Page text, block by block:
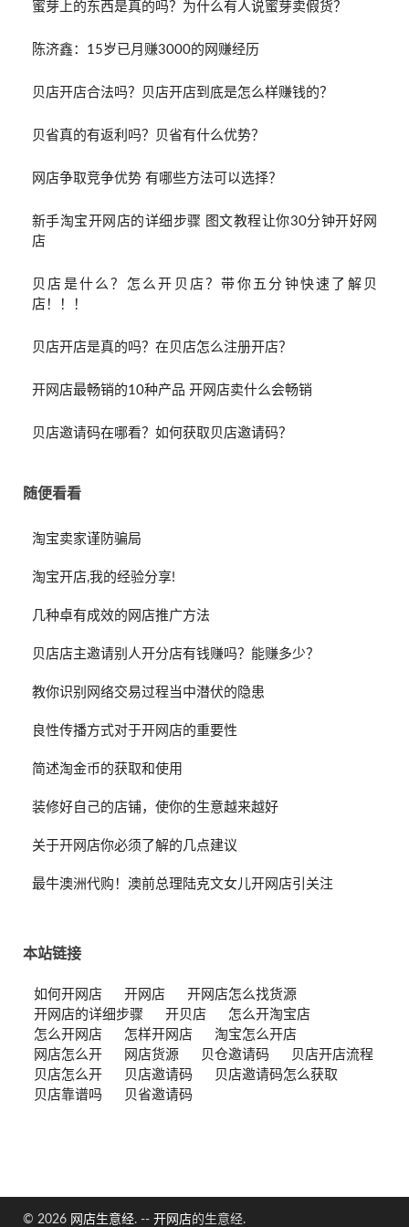
蜜芽上的东西是真的吗？为什么有人说蜜芽卖假货？
陈济鑫：15岁已月赚3000的网赚经历
贝店开店合法吗？贝店开店到底是怎么样赚钱的？
贝省真的有返利吗？贝省有什么优势？
网店争取竞争优势 有哪些方法可以选择？
新手淘宝开网店的详细步骤 图文教程让你30分钟开好网
店
贝店是什么？怎么开贝店？带你五分钟快速了解贝
店！！！
贝店开店是真的吗？在贝店怎么注册开店？
开网店最畅销的10种产品 开网店卖什么会畅销
贝店邀请码在哪看？如何获取贝店邀请码？
随便看看
淘宝卖家谨防骗局
淘宝开店,我的经验分享!
几种卓有成效的网店推广方法
贝店店主邀请别人开分店有钱赚吗？能赚多少？
教你识别网络交易过程当中潜伏的隐患
良性传播方式对于开网店的重要性
简述淘金币的获取和使用
装修好自己的店铺，使你的生意越来越好
关于开网店你必须了解的几点建议
最牛澳洲代购！澳前总理陆克文女儿开网店引关注
本站链接
如何开网店 开网店
开网店怎么找货源
开网店的详细步骤
开贝店
怎么开淘宝店
怎么开网店
怎样开网店
淘宝怎么开店
网店怎么开
网店货源 贝仓邀请码
贝店开店流程
贝店怎么开
贝店邀请码
贝店邀请码怎么获取
贝店靠谱吗
贝省邀请码
© 2026 网店生意经. -- 开网店的生意经.